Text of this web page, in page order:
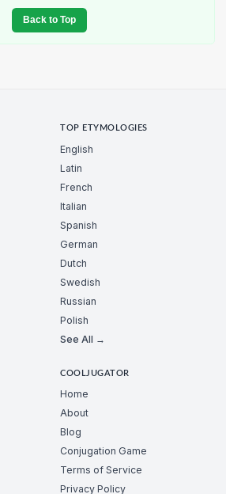
Back to Top
TOP ETYMOLOGIES
English
Latin
French
Italian
Spanish
German
Dutch
Swedish
Russian
Polish
See All →
COOLJUGATOR
Home
About
Blog
Conjugation Game
Terms of Service
Privacy Policy